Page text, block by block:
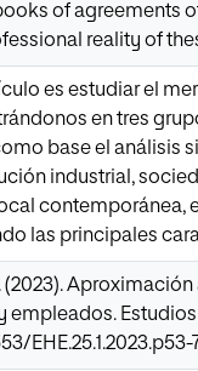
of agreements
reality of
es estudiar el
en tres
base el análisis
industrial,
contemporánea,
las principales
(2023).
empleados. Estudios
EHE.25.1.2023.p53-